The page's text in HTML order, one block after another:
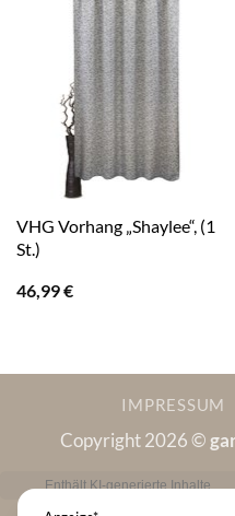
VHG Vorhang „Shaylee“, (1
St.)
46,99€
IMPRESSUM
Copyright 2026 ©